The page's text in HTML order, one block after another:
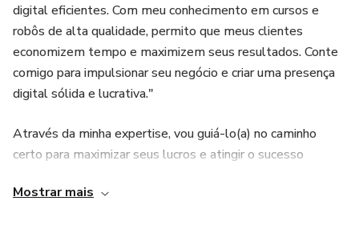
digital eficientes. Com meu conhecimento em cursos e
robôs de alta qualidade, permito que meus clientes
economizem tempo e maximizem seus resultados. Conte
comigo para impulsionar seu negócio e criar uma presença
digital sólida e lucrativa."
Através da minha expertise, vou guiá-lo(a) no caminho
certo para maximizar seus lucros e atingir o sucesso
empreendedores que estão transformando seus negócios
Mostrar mais